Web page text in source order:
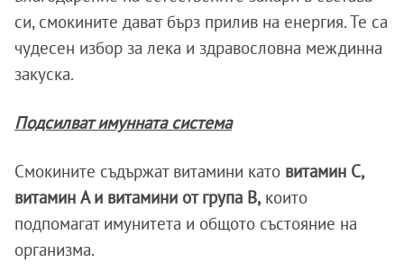
си, смокините дават бърз прилив на енергия. Те са
чудесен избор за лека и здравословна междинна
закуска.
Подсилват имунната система
Смокините съдържат витамини като витамин C,
витамин A и витамини от група B, които
подпомагат имунитета и общото състояние на
организма.